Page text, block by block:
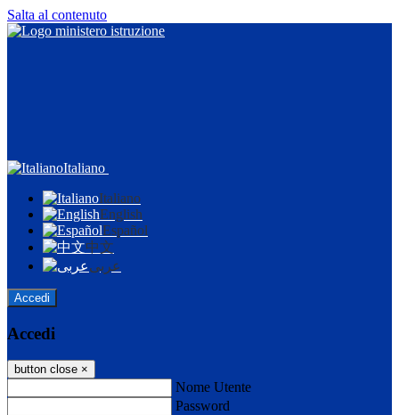
Salta al contenuto
Italiano
Italiano
English
Español
中文
عربى
Accedi
Accedi
button close ×
Nome Utente
Password